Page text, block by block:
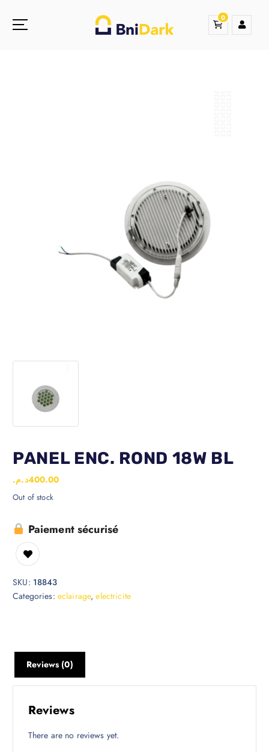
0
PANEL ENC. ROND 18W BL
400.00د.م.
Out of stock
Paiement sécurisé
SKU: 18843
Categories: eclairage,electricite
Reviews (0)
Reviews
There are no reviews yet.